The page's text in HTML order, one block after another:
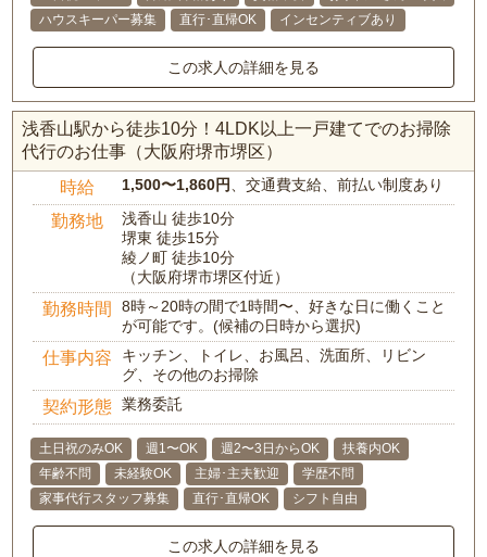
ハウスキーパー募集
直行･直帰OK インセンティブあり
この求人の詳細を見る
浅香山駅から徒歩10分！4LDK以上一戸建てでのお掃除
代行のお仕事（大阪府堺市堺区）
時給 1,500〜1,860円、交通費支給、前払い制度あり
勤務地
浅香山 徒歩10分
堺東 徒歩15分
綾ノ町 徒歩10分
（大阪府堺市堺区付近）
勤務時間
8時～20時の間で1時間〜、好きな日に働くこと
が可能です。(候補の日時から選択)
仕事内容
キッチン、トイレ、お風呂、洗面所、リビン
グ、その他のお掃除
契約形態 業務委託
土日祝のみOK 週1〜OK 週2〜3日からOK
扶養内OK
年齢不問
未経験OK 主婦･主夫歓迎
学歴不問
家事代行スタッフ募集
直行･直帰OK シフト自由
この求人の詳細を見る